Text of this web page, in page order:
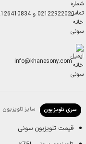
02122922020 و
info@khanesony.com
سری تلویزیون سایز تلویزیون
قیمت تلویزیون سونی